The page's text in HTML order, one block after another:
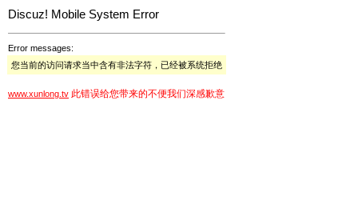
Discuz! Mobile System Error
Error messages:
您当前的访问请求当中含有非法字符，已经被系统拒绝
www.xunlong.tv 此错误给您带来的不便我们深感歉意